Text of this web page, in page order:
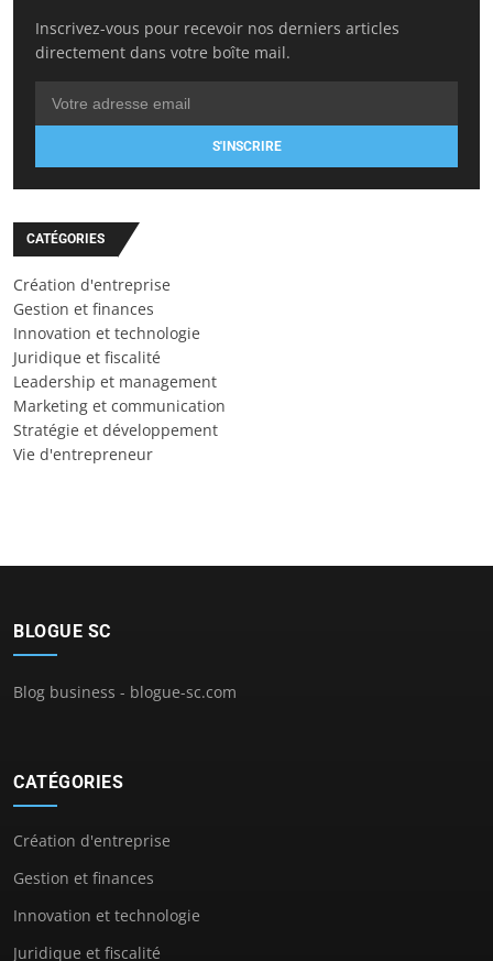
Inscrivez-vous pour recevoir nos derniers articles
directement dans votre boîte mail.
S'INSCRIRE
CATÉGORIES
Création d'entreprise
Gestion et finances
Innovation et technologie
Juridique et fiscalité
Leadership et management
Marketing et communication
Stratégie et développement
Vie d'entrepreneur
BLOGUE SC
Blog business - blogue-sc.com
CATÉGORIES
Création d'entreprise
Gestion et finances
Innovation et technologie
Juridique et fiscalité